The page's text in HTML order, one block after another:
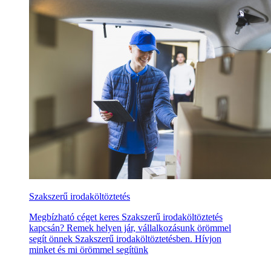
Szakszerű irodaköltöztetés
Megbízható céget keres Szakszerű irodaköltöztetés
kapcsán? Remek helyen jár, vállalkozásunk örömmel
segít önnek Szakszerű irodaköltöztetésben. Hívjon
minket és mi örömmel segítünk